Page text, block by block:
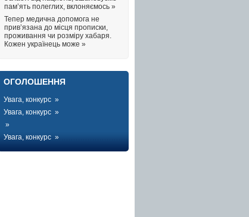
пам’ять полеглих, вклоняємось »
Тепер медична допомога не
прив’язана до місця прописки,
проживання чи розміру хабаря.
Кожен українець може »
ОГОЛОШЕННЯ
Увага, конкурс »
Увага, конкурс »
»
Увага, конкурс »